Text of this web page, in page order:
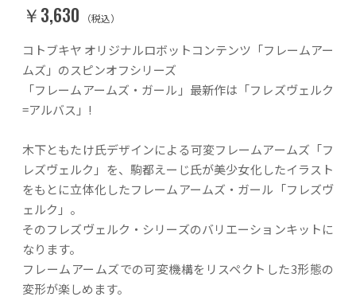
￥3,630 （税込）
コトブキヤ オリジナルロボットコンテンツ「フレームアー
ムズ」のスピンオフシリーズ
「フレームアームズ・ガール」最新作は「フレズヴェルク
=アルバス」!
木下ともたけ氏デザインによる可変フレームアームズ「フ
レズヴェルク」を、駒都えーじ氏が美少女化したイラスト
をもとに立体化したフレームアームズ・ガール「フレズヴ
ェルク」。
そのフレズヴェルク・シリーズのバリエーションキットに
なります。
フレームアームズでの可変機構をリスペクトした3形態の
変形が楽しめます。